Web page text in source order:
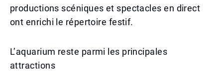
productions scéniques et spectacles en direct
ont enrichi le répertoire festif.
L’aquarium reste parmi les principales
attractions